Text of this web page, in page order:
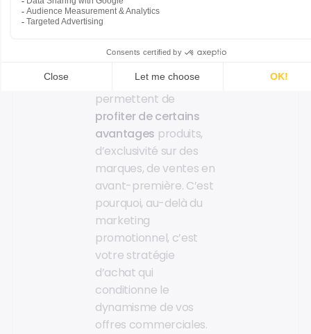
fournisseurs
De bonnes relations
celles qui vous
permettent de
profiter de certains
avantages produits,
d’exclusivité sur des
marques, de ventes en
avant-première. C’est
pourquoi, au-delà du
marketing
promotionnel, c’est
votre stratégie
d’achat qui
conditionne le
dynamisme de vos
offres commerciales.